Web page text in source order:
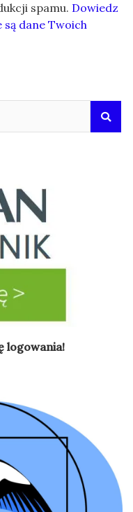
spamu. Dowiedz
dane Twoich
logowania!